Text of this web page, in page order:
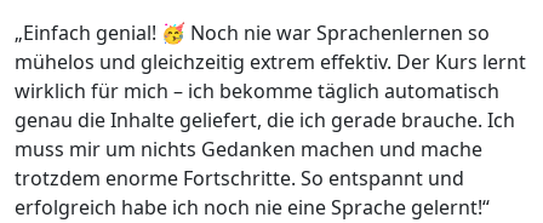
„Einfach genial! 🥳 Noch nie war Sprachenlernen so
mühelos und gleichzeitig extrem effektiv. Der Kurs lernt
wirklich für mich – ich bekomme täglich automatisch
genau die Inhalte geliefert, die ich gerade brauche. Ich
muss mir um nichts Gedanken machen und mache
trotzdem enorme Fortschritte. So entspannt und
erfolgreich habe ich noch nie eine Sprache gelernt!“